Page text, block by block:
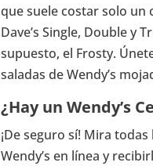
que suele costar solo un
Dave’s Single, Double y
supuesto, el Frosty.
saladas de Wendy’s
¿Hay un Wendy’s
¡De seguro sí! Mira todas
Wendy’s en línea y